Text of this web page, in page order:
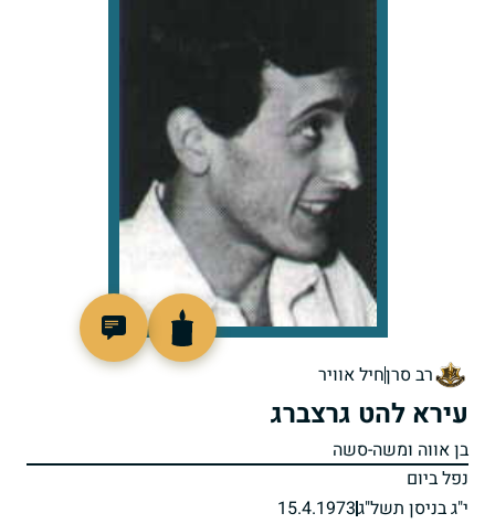
רב סרןחיל אוויר
עירא להט גרצברג
בן אווה ומשה-סשה
נפל ביום
י"ג בניסן תשל"ג15.4.1973